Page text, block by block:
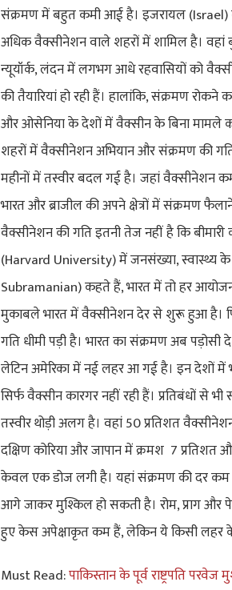
संक्रमण में बहुत कमी आई है। इजरायल (Israel
अधिक वैक्सीनेशन वाले शहरों में शामिल है।
न्यूयॉर्क, लंदन में लगभग आधे रहवासियों को
की तैयारियां हो रही हैं। हालांकि, संक्रमण रोकने
और ओसेनिया के देशों में वैक्सीन के बिना मामले
शहरों में वैक्सीनेशन अभियान और संक्रमण की
महीनों में तस्वीर बदल गई है। जहां वैक्सीनेशन
भारत और ब्राजील की अपने क्षेत्रों में संक्रमण
वैक्सीनेशन की गति इतनी तेज नहीं है कि बीमारी
(Harvard University) में जनसंख्या, स्वास्थ्य के
Subramanian) कहते हैं, भारत में तो हर
मुकाबले भारत में वैक्सीनेशन देर से शुरू हुआ है।
गति धीमी पड़ी है। भारत का संक्रमण अब
लेटिन अमेरिका में नई लहर आ गई है। इन देशों में
सिर्फ वैक्सीन कारगर नहीं रही हैं। प्रतिबंधों से
तस्वीर थोड़ी अलग है। वहां 50 प्रतिशत
दक्षिण कोरिया और जापान में क्रमश 7 प्रतिशत
केवल एक डोज लगी है। यहां संक्रमण की दर कम
आगे जाकर मुश्किल हो सकती है। रोम, प्राग और
हुए केस अपेक्षाकृत कम हैं, लेकिन ये किसी लहर
Must Read:पाकिस्तान के पूर्व राष्ट्रपति